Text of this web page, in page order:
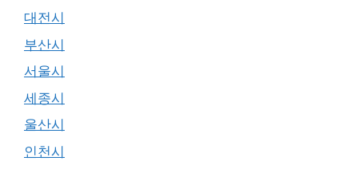
대전시
부산시
서울시
세종시
울산시
인천시